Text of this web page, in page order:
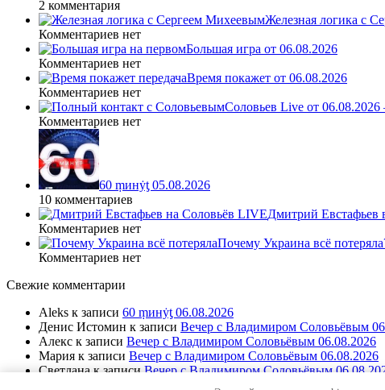
2 комментария
Железная логика с
Комментариев нет
Большая игра от 06.08.2026
Комментариев нет
Время покажет от 06.08.2026
Комментариев нет
Соловьев Live от
Комментариев нет
60 ṃинẏƫ 05.08.2026
10 комментариев
Дмитрий Евстафьев
Комментариев нет
Почему Украина всё
Комментариев нет
Свежие комментарии
Aleks к записи 60 ṃинẏƫ 06.08.2026
Денис Истомин к записи Вечер с Владимиром Соловьёвым
Алекс к записи Вечер с Владимиром Соловьёвым 06.08.2026
Мария к записи Вечер с Владимиром Соловьёвым 06.08.2026
Светланак записиВечер с Владимиром Соловьёвым